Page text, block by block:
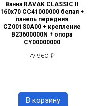
Ванна RAVAK CLASSIC II
160x70 CC41000000 белая +
панель передняя
CZ001S0A00 + крепление
B23600000N + опора
CY00000000
77 960 ₽
В корзину